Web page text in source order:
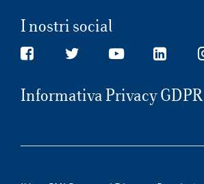
I nostri social
Informativa Privacy GDPR